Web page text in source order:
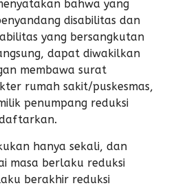
bahwa yang
disabilitas dan
yang bersangkutan
dapat diwakilkan
membawa surat
rumah sakit/puskesmas,
penumpang reduksi
hanya sekali, dan
masa berlaku reduksi
berakhir reduksi